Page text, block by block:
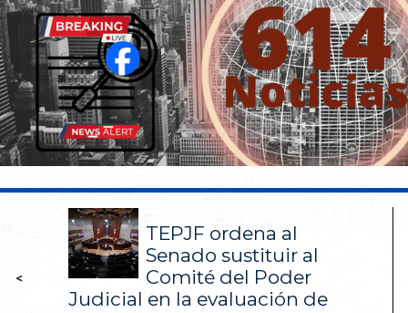
<
TEPJF ordena al
Senado sustituir al
Comité del Poder
Judicial en la evaluación de